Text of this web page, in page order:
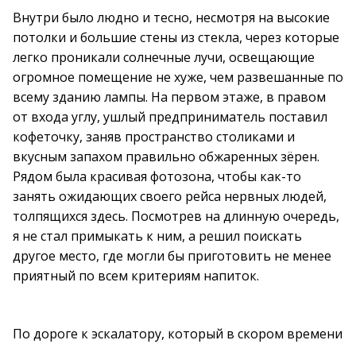
Внутри было людно и тесно, несмотря на высокие
потолки и большие стены из стекла, через которые
легко проникали солнечные лучи, освещающие
огромное помещение не хуже, чем развешанные по
всему зданию лампы. На первом этаже, в правом
от входа углу, ушлый предприниматель поставил
кофеточку, заняв пространство столиками и
вкусным запахом правильно обжаренных зёрен.
Рядом была красивая фотозона, чтобы как-то
занять ожидающих своего рейса нервных людей,
толпящихся здесь. Посмотрев на длинную очередь,
я не стал примыкать к ним, а решил поискать
другое место, где могли бы приготовить не менее
приятный по всем критериям напиток.
По дороге к эскалатору, который в скором времени